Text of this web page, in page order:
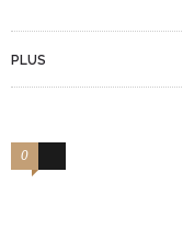
PLUS
0